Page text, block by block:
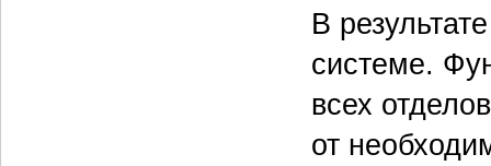
В
системе.
всех
от